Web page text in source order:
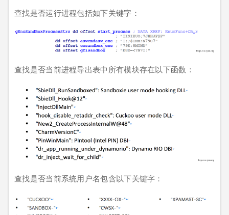
查找是否运行进程包括如下关键字：
查找是否当前进程导出表中所有模块存在以下函数：
查找是否当前系统用户名包含以下关键字：